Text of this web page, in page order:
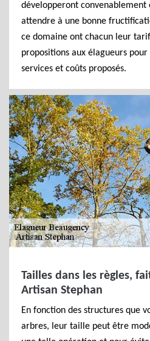
développeront convenablement
attendre à une bonne
ce domaine ont chacun leur
propositions aux élagueurs
services et coûts proposés.
Tailles dans les règles,
Artisan Stephan
En fonction des structures que
arbres, leur taille peut être